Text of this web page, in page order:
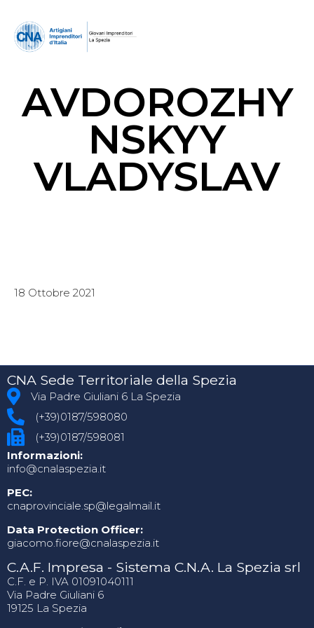
AVDOROZHY
NSKYY
VLADYSLAV
18 Ottobre 2021
CNA Sede Territoriale della Spezia
Via Padre Giuliani 6 La Spezia
(+39)0187/598080
(+39)0187/598081
Informazioni:
info@cnalaspezia.it
PEC:
cnaprovinciale.sp@legalmail.it
Data Protection Officer:
giacomo.fiore@cnalaspezia.it
C.A.F. Impresa - Sistema C.N.A. La Spezia srl
C.F. e P. IVA 01091040111
Via Padre Giuliani 6
19125 La Spezia